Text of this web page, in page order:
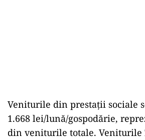
Veniturile din prestații sociale
1.668 lei/lună/gospodărie,
din veniturile totale. Veniturile